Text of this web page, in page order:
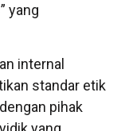
yang
internal
standar etik
pihak